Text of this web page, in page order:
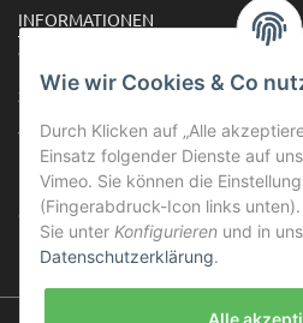
INFORMATIONEN
Wir über uns
Zahlungsmöglichkeiten
Versandinformationen
Newsletter
Öffnungszeiten
Wie wir Cookies & Co
Durch Klicken auf „Alle
Einsatz folgender Dienste auf
Vimeo. Sie können die
(Fingerabdruck-Icon links
Sie unter Konfigurieren und in
Datenschutzerklärung.
Alle